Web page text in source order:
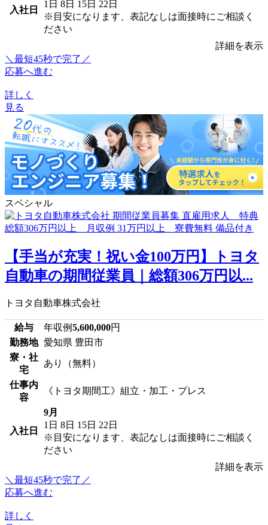
入社日
1日 8日 15日 22日
※目安になります、表記なしは面接時にご相談く
ださい
詳細を表示
＼最短45秒で完了／
応募へ進む
詳しく
見る
スペシャル
【手当が充実！祝い金100万円】トヨタ
自動車の期間従業員｜総額306万円以...
トヨタ自動車株式会社
給与 年収例5,600,000円
勤務地 愛知県 豊田市
寮・社
宅
あり（無料）
仕事内
容
《トヨタ期間工》組立・加工・プレス
入社日
9月
1日 8日 15日 22日
※目安になります、表記なしは面接時にご相談く
ださい
詳細を表示
＼最短45秒で完了／
応募へ進む
詳しく